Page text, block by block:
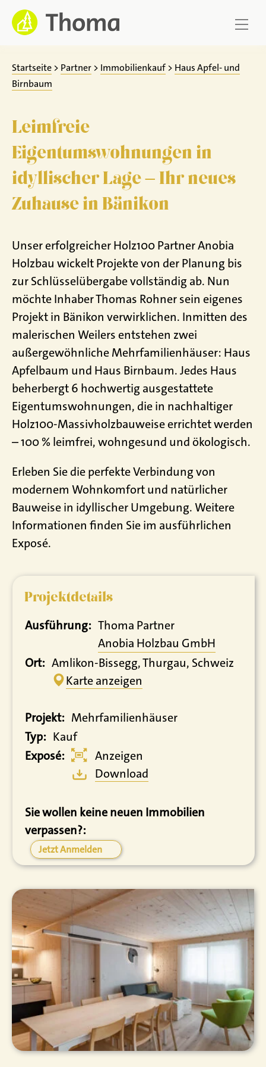
Zum
Inhalt
springen
Startseite > Partner > Immobilienkauf > Haus Apfel- und
Birnbaum
Leimfreie
Eigentumswohnungen in
idyllischer Lage – Ihr neues
Zuhause in Bänikon
Unser erfolgreicher Holz100 Partner Anobia
Holzbau wickelt Projekte von der Planung bis
zur Schlüsselübergabe vollständig ab. Nun
möchte Inhaber Thomas Rohner sein eigenes
Projekt in Bänikon verwirklichen. Inmitten des
malerischen Weilers entstehen zwei
außergewöhnliche Mehrfamilienhäuser: Haus
Apfelbaum und Haus Birnbaum. Jedes Haus
beherbergt 6 hochwertig ausgestattete
Eigentumswohnungen, die in nachhaltiger
Holz100-Massivholzbauweise errichtet werden
– 100 % leimfrei, wohngesund und ökologisch.
Erleben Sie die perfekte Verbindung von
modernem Wohnkomfort und natürlicher
Bauweise in idyllischer Umgebung. Weitere
Informationen finden Sie im ausführlichen
Exposé.
Projektdetails
Ausführung: Thoma Partner
Anobia Holzbau GmbH
Ort: Amlikon-Bissegg, Thurgau, Schweiz
Karte anzeigen
Projekt: Mehrfamilienhäuser
Typ: Kauf
Exposé:
Anzeigen
Download
Sie wollen keine neuen Immobilien
verpassen?:
Jetzt Anmelden